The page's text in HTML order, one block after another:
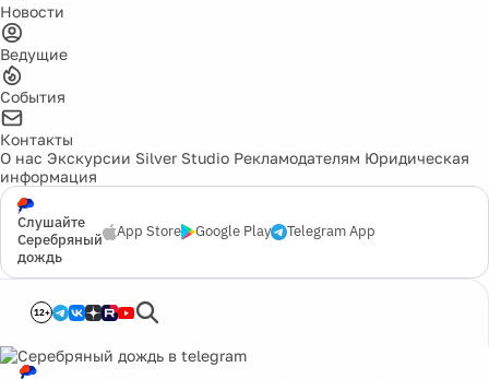
Новости
Ведущие
События
Контакты
О нас Экскурсии Silver Studio Рекламодателям Юридическая
информация
Слушайте
Серебряный
дождь
App Store Google Play Telegram App
12+